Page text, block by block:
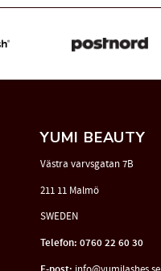
YUMI BEAUTY
Västra varvsgatan 7B
211 11 Malmö
SWEDEN
Telefon: 0760 22 60 30